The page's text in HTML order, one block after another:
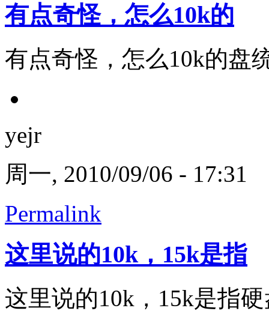
有点奇怪，怎么10k的
有点奇怪，怎么10k的盘
yejr
周一, 2010/09/06 - 17:31
Permalink
这里说的10k，15k是指
这里说的10k，15k是指